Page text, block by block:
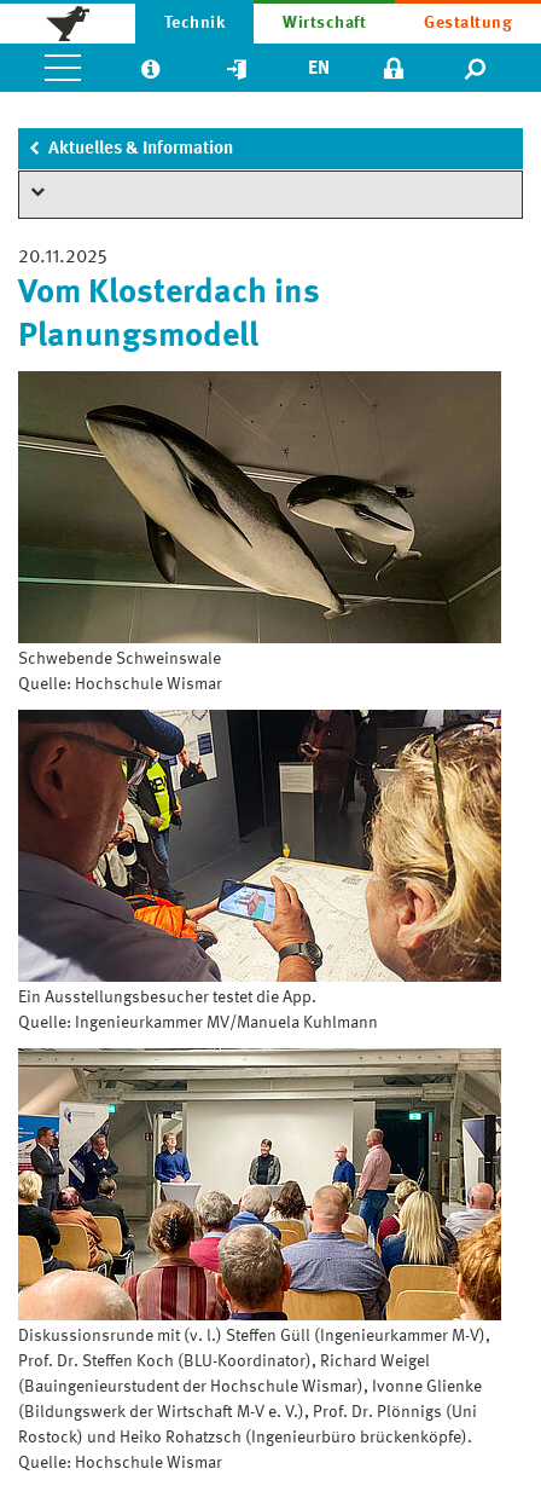
Technik Wirtschaft Gestaltung
EN
Aktuelles & Information
20.11.2025
Vom Klosterdach ins
Planungsmodell
Schwebende Schweinswale
Quelle: Hochschule Wismar
Ein Ausstellungsbesucher testet die App.
Quelle: Ingenieurkammer MV/Manuela Kuhlmann
Diskussionsrunde mit (v. l.) Steffen Güll (Ingenieurkammer M-V),
Prof. Dr. Steffen Koch (BLU-Koordinator), Richard Weigel
(Bauingenieurstudent der Hochschule Wismar), Ivonne Glienke
(Bildungswerk der Wirtschaft M-V e. V.), Prof. Dr. Plönnigs (Uni
Rostock) und Heiko Rohatzsch (Ingenieurbüro brückenköpfe).
Quelle: Hochschule Wismar